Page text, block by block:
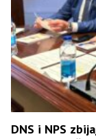
DNS i NPS